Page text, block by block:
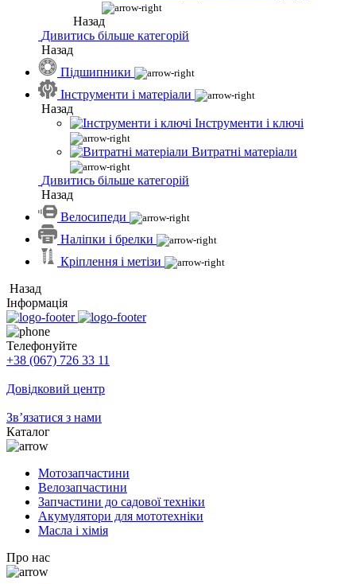
Назад
Дивитись більше категорій
Назад
Підшипники
Інструменти і матеріали
Назад
Інструменти і ключі
Витратні матеріали
Дивитись більше категорій
Назад
Велосипеди
Наліпки і брелки
Кріплення і метізи
Назад
Інформація
Телефонуйте
+38 (067) 726 33 11
Довідковий центр
Зв’язатися з нами
Каталог
Мотозапчастини
Велозапчастини
Запчастини до садової техніки
Акумулятори для мототехніки
Масла і хімія
Про нас